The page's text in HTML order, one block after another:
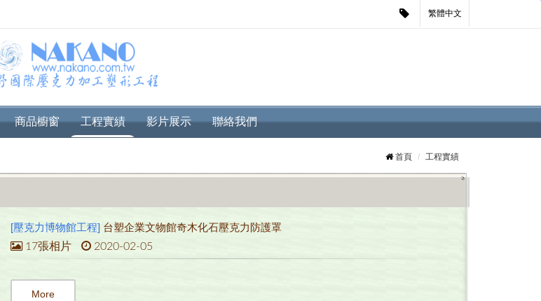
繁體中文
商品櫥窗 工程實績 影片展示 聯絡我們
首頁 工程實績
[壓克力博物館工程] 台塑企業文物館奇木化石壓克力防護罩
17張相片 2020-02-05
More